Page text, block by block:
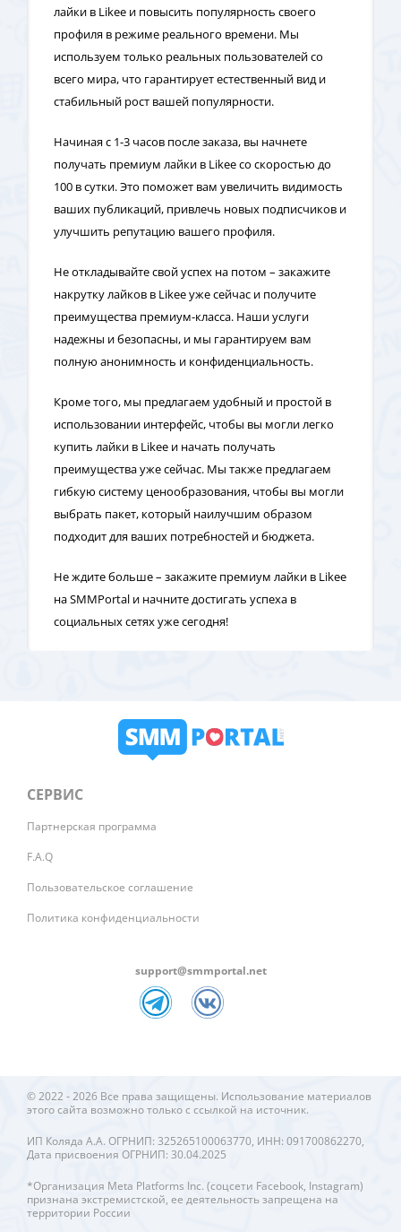
лайки в Likee и повысить популярность своего
профиля в режиме реального времени. Мы
используем только реальных пользователей со
всего мира, что гарантирует естественный вид и
стабильный рост вашей популярности.
Начиная с 1-3 часов после заказа, вы начнете
получать премиум лайки в Likee со скоростью до
100 в сутки. Это поможет вам увеличить видимость
ваших публикаций, привлечь новых подписчиков и
улучшить репутацию вашего профиля.
Не откладывайте свой успех на потом – закажите
накрутку лайков в Likee уже сейчас и получите
преимущества премиум-класса. Наши услуги
надежны и безопасны, и мы гарантируем вам
полную анонимность и конфиденциальность.
Кроме того, мы предлагаем удобный и простой в
использовании интерфейс, чтобы вы могли легко
купить лайки в Likee и начать получать
преимущества уже сейчас. Мы также предлагаем
гибкую систему ценообразования, чтобы вы могли
выбрать пакет, который наилучшим образом
подходит для ваших потребностей и бюджета.
Не ждите больше – закажите премиум лайки в Likee
на SMMPortal и начните достигать успеха в
социальных сетях уже сегодня!
СЕРВИС
Партнерская программа
F.A.Q
Пользовательское соглашение
Политика конфиденциальности
support@smmportal.net
© 2022 - 2026 Все права защищены. Использование материалов
этого сайта возможно только с ссылкой на источник.
ИП Коляда А.А. ОГРНИП: 325265100063770, ИНН: 091700862270,
Дата присвоения ОГРНИП: 30.04.2025
*Организация Meta Platforms Inc. (соцсети Facebook, Instagram)
признана экстремистской, ее деятельность запрещена на
территории России